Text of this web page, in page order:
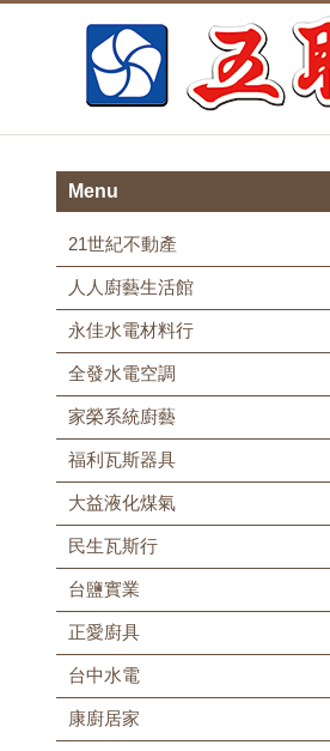
Menu
21世紀不動產
人人廚藝生活館
永佳水電材料行
全發水電空調
家榮系統廚藝
福利瓦斯器具
大益液化煤氣
民生瓦斯行
台鹽實業
正愛廚具
台中水電
康廚居家